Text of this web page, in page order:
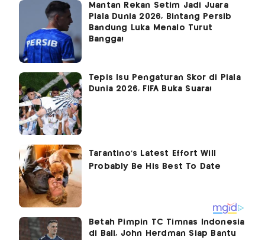
Mantan Rekan Setim Jadi Juara
Piala Dunia 2026, Bintang Persib
Bandung Luka Menalo Turut
Bangga!
Tepis Isu Pengaturan Skor di Piala
Dunia 2026, FIFA Buka Suara!
Betah Pimpin TC Timnas Indonesia
di Bali, John Herdman Siap Bantu